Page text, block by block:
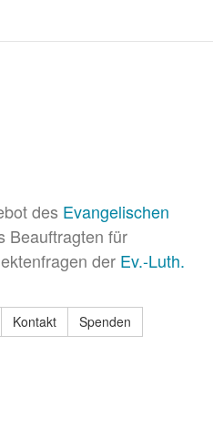
des Evangelischen
Beauftragten für
der Ev.-Luth.
Kontakt
Spenden